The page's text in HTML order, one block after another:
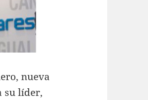
nueva
su líder,